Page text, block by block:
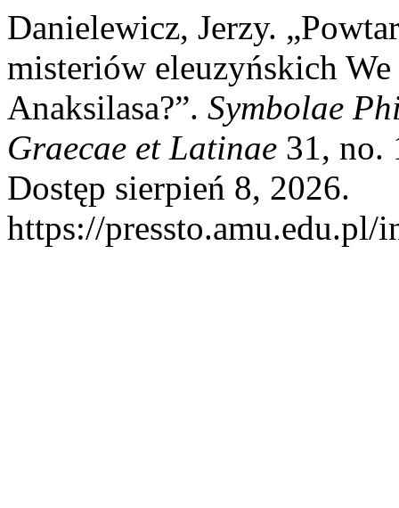
Danielewicz, Jerzy.
misteriów eleuzyńskich
Anaksilasa?”. Symbolae
Graecae et Latinae 31, no.
Dostęp sierpień 8, 2026.
https://